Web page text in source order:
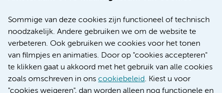
Sommige van deze cookies zijn functioneel of technisch
noodzakelijk. Andere gebruiken we om de website te
verbeteren. Ook gebruiken we cookies voor het tonen
van filmpjes en animaties. Door op "cookies accepteren"
te klikken gaat u akkoord met het gebruik van alle cookies
zoals omschreven in ons cookiebeleid. Kiest u voor
"cookies weigeren", dan worden alleen nog functionele en
Nieuws
Research
Educatie locatie AMC
Educatie locatie VUmc